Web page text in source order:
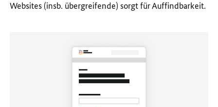
Websites (insb. übergreifende) sorgt für Auffindbarkeit.